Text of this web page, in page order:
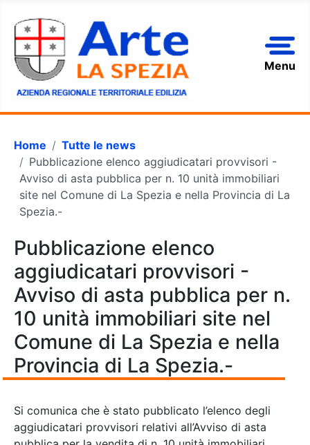
Menu
Home
Tutte le news
Pubblicazione elenco aggiudicatari provvisori -
Avviso di asta pubblica per n. 10 unità immobiliari
site nel Comune di La Spezia e nella Provincia di La
Spezia.-
Pubblicazione elenco
aggiudicatari provvisori -
Avviso di asta pubblica per n.
10 unità immobiliari site nel
Comune di La Spezia e nella
Provincia di La Spezia.-
Si comunica che è stato pubblicato l’elenco degli
aggiudicatari provvisori relativi all’Avviso di asta